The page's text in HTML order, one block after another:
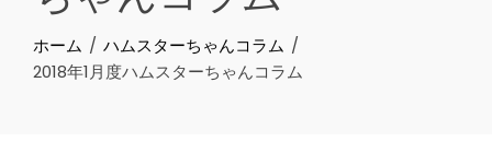
ホーム
ハムスターちゃんコラム
2018年1月度ハムスターちゃんコラム